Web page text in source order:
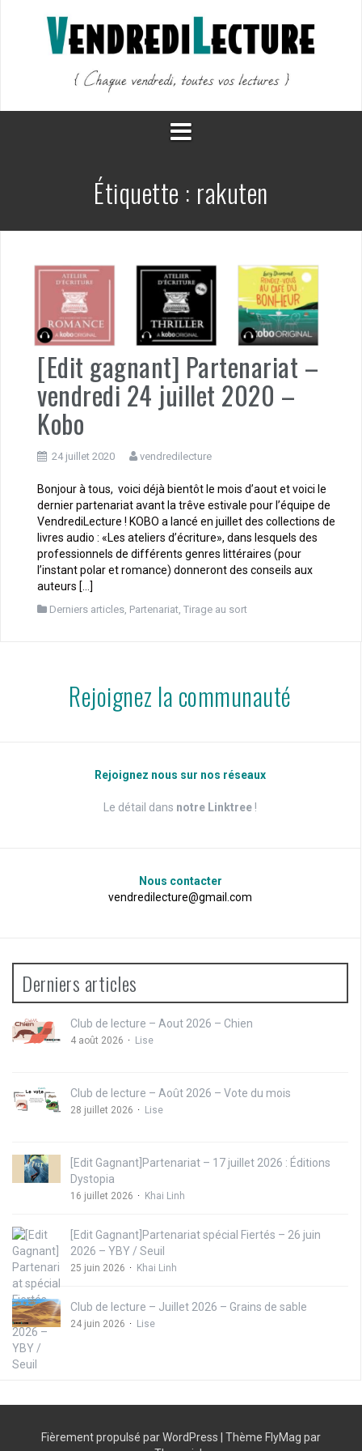
Étiquette : rakuten
[Edit gagnant] Partenariat –
vendredi 24 juillet 2020 –
Kobo
24 juillet 2020 vendredilecture
Bonjour à tous, voici déjà bientôt le mois d’aout et voici le
dernier partenariat avant la trêve estivale pour l’équipe de
VendrediLecture ! KOBO a lancé en juillet des collections de
livres audio : «Les ateliers d’écriture», dans lesquels des
professionnels de différents genres littéraires (pour
l’instant polar et romance) donneront des conseils aux
auteurs […]
Derniers articles Partenariat Tirage au sort
Rejoignez la communauté
Rejoignez nous sur nos réseaux
Le détail dans notre Linktree !
Nous contacter
vendredilecture@gmail.com
Derniers articles
Club de lecture – Aout 2026 – Chien
4 août 2026 Lise
Club de lecture – Août 2026 – Vote du mois
28 juillet 2026 Lise
[Edit Gagnant]Partenariat – 17 juillet 2026 : Éditions
Dystopia
16 juillet 2026 Khai Linh
[Edit Gagnant]Partenariat spécial Fiertés – 26 juin
2026 – YBY / Seuil
25 juin 2026 Khai Linh
Club de lecture – Juillet 2026 – Grains de sable
24 juin 2026 Lise
Fièrement propulsé par WordPress | Thème FlyMag par